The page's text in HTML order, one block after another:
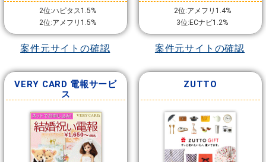
2位:ハピタス1.5%
2位:アメフリ1.5%
案件元サイトの確認
2位:アメフリ1.4%
3位:ECナビ1.2%
案件元サイトの確認
VERY CARD 電報サービ
ス
ZUTTO